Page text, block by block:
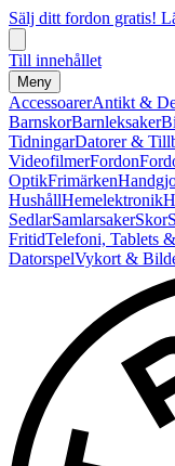
Sälj ditt fordon gratis!
Till innehållet
Meny
AccessoarerAntikt &
BarnskorBarnleksaker
TidningarDatorer &
VideofilmerFordon
OptikFrimärken
HushållHemelektronik
SedlarSamlarsakerSkor
FritidTelefoni, Tablets
DatorspelVykort &